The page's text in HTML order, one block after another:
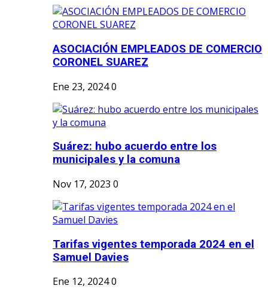
ASOCIACIÓN EMPLEADOS DE COMERCIO
CORONEL SUAREZ
Ene 23, 20240
Suárez: hubo acuerdo entre los
municipales y la comuna
Nov 17, 2023 0
Tarifas vigentes temporada 2024 en el
Samuel Davies
Ene 12, 20240